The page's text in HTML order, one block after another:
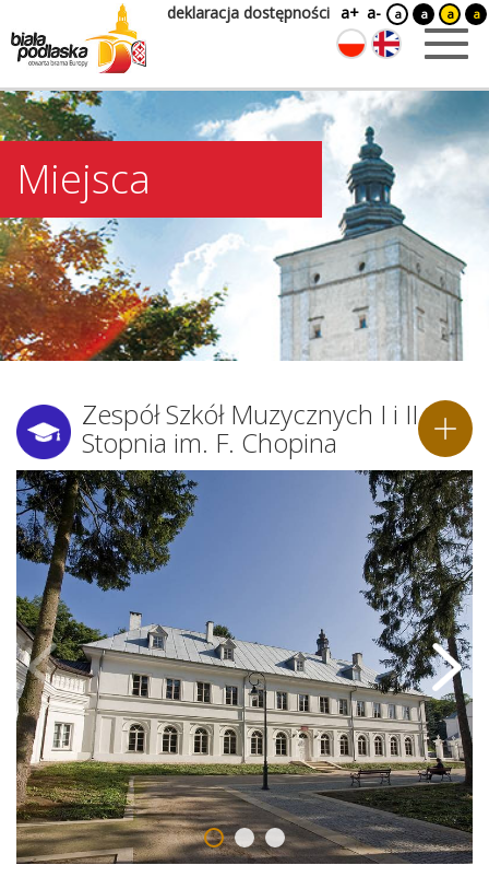
deklaracja dostępności a+ a- a a a a
Miejsca
Zespół Szkół Muzycznych I i II
Stopnia im. F. Chopina